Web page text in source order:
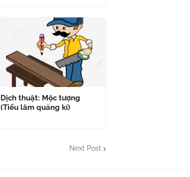
Dịch thuật: Mộc tượng
(Tiếu lâm quảng kí)
Next Post